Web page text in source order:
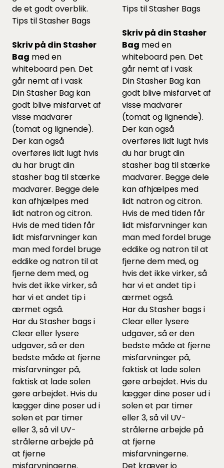
de et godt overblik.
Tips til Stasher Bags
Skriv på din Stasher
Bag med en
whiteboard pen. Det
går nemt af i vask
Din Stasher Bag kan
godt blive misfarvet af
visse madvarer
(tomat og lignende).
Der kan også
overføres lidt lugt hvis
du har brugt din
stasher bag til stærke
madvarer. Begge dele
kan afhjælpes med
lidt natron og citron.
Hvis de med tiden får
lidt misfarvninger kan
man med fordel bruge
eddike og natron til at
fjerne dem med, og
hvis det ikke virker, så
har vi et andet tip i
ærmet også.
Har du Stasher bags i
Clear eller lysere
udgaver, så er den
bedste måde at fjerne
misfarvninger på,
faktisk at lade solen
gøre arbejdet. Hvis du
lægger dine poser ud i
solen et par timer
eller 3, så vil UV-
strålerne arbejde på
at fjerne
misfarvningerne.
Tips til Stasher Bags
Skriv på din Stasher
Bag med en
whiteboard pen. Det
går nemt af i vask
Din Stasher Bag kan
godt blive misfarvet af
visse madvarer
(tomat og lignende).
Der kan også
overføres lidt lugt hvis
du har brugt din
stasher bag til stærke
madvarer. Begge dele
kan afhjælpes med
lidt natron og citron.
Hvis de med tiden får
lidt misfarvninger kan
man med fordel bruge
eddike og natron til at
fjerne dem med, og
hvis det ikke virker, så
har vi et andet tip i
ærmet også.
Har du Stasher bags i
Clear eller lysere
udgaver, så er den
bedste måde at fjerne
misfarvninger på,
faktisk at lade solen
gøre arbejdet. Hvis du
lægger dine poser ud i
solen et par timer
eller 3, så vil UV-
strålerne arbejde på
at fjerne
misfarvningerne.
Det kræver jo